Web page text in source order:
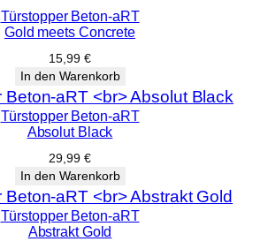
Türstopper Beton-aRT
Gold meets Concrete
15,99 €
In den Warenkorb
Türstopper Beton-aRT
Absolut Black
29,99 €
In den Warenkorb
Türstopper Beton-aRT
Abstrakt Gold